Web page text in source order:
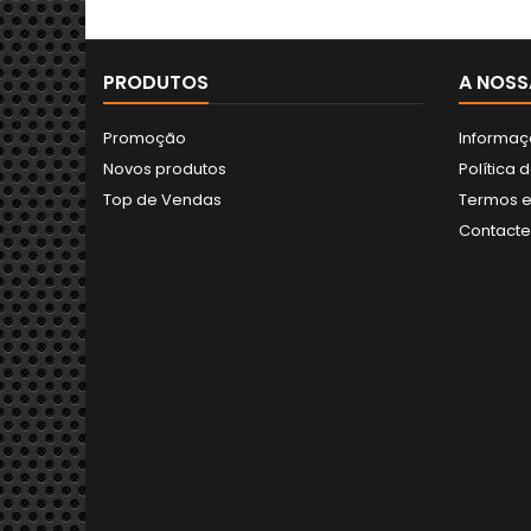
PRODUTOS
Promoção
Novos produtos
Top de Vendas
A
Política
Termos